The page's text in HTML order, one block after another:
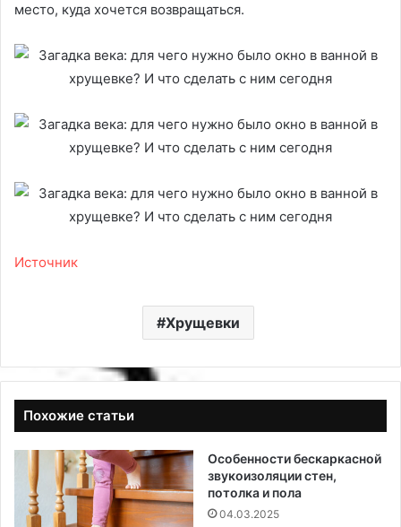
место, куда хочется возвращаться.
Источник
Хрущевки
Похожие статьи
Особенности бескаркасной
звукоизоляции стен,
потолка и пола
04.03.2025